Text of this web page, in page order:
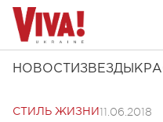
НОВОСТИ ЗВЕЗДЫ
СТИЛЬ ЖИЗНИ 11.06.2018